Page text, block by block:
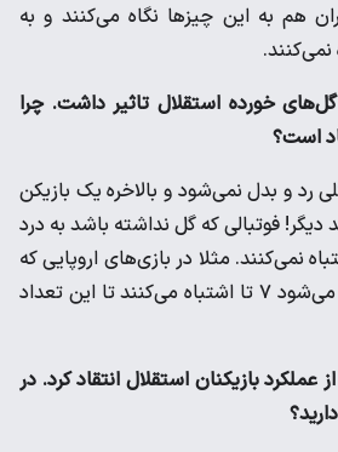
هم به این چیزها نگاه می‌کنند و به
نمی‌کنند.
خورده استقلال تاثیر داشت. چرا
است؟
رد و بدل نمی‌شود و بالاخره یک بازیکن
دیگر! فوتبالی که گل نداشته باشد به درد
نمی‌کنند. مثلا در بازی‌های اروپایی که
یک بازی ۷ گل رد و بدل می‌شود ۷ تا اشتباه می‌کنند تا این تعداد
عملکرد بازیکنان استقلال انتقاد کرد. در